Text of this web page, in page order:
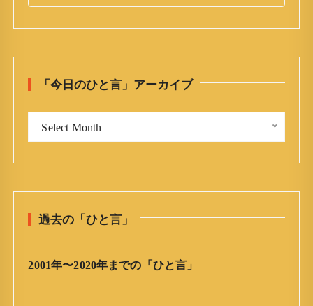
「今日のひと言」アーカイブ
ひ
言
ア
Select Month
過去の「ひと言」
2001年〜2020年までの「ひと言」